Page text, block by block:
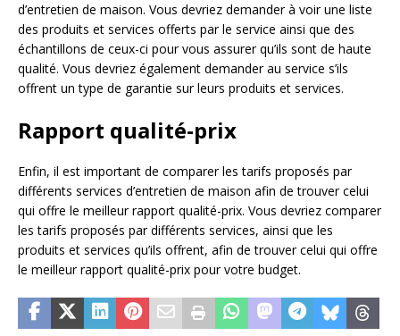
d’entretien de maison. Vous devriez demander à voir une liste
des produits et services offerts par le service ainsi que des
échantillons de ceux-ci pour vous assurer qu’ils sont de haute
qualité. Vous devriez également demander au service s’ils
offrent un type de garantie sur leurs produits et services.
Rapport qualité-prix
Enfin, il est important de comparer les tarifs proposés par
différents services d’entretien de maison afin de trouver celui
qui offre le meilleur rapport qualité-prix. Vous devriez comparer
les tarifs proposés par différents services, ainsi que les
produits et services qu’ils offrent, afin de trouver celui qui offre
le meilleur rapport qualité-prix pour votre budget.